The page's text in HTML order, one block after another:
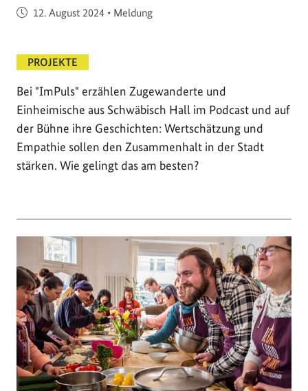
Veröffentlicht am
12. August 2024 • Meldung
PROJEKTE
Bei "ImPuls" erzählen Zugewanderte und
Einheimische aus Schwäbisch Hall im Podcast und auf
der Bühne ihre Geschichten: Wertschätzung und
Empathie sollen den Zusammenhalt in der Stadt
stärken. Wie gelingt das am besten?